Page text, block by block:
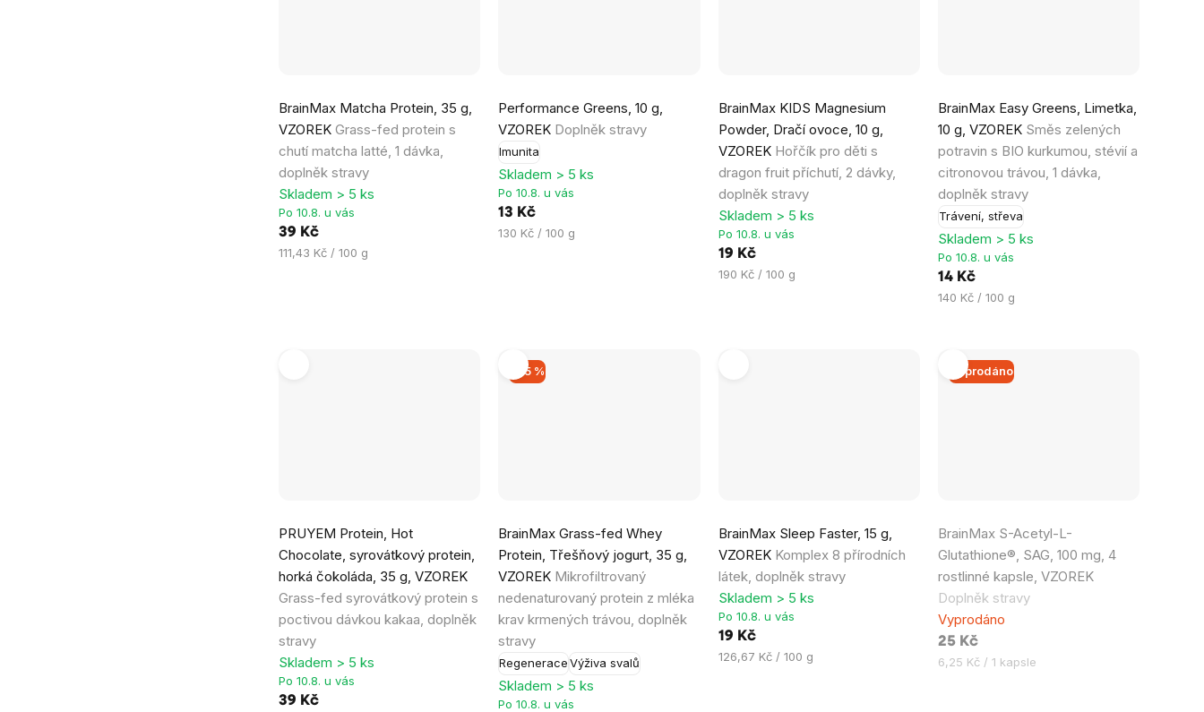
BrainMax Matcha Protein, 35 g,
VZOREK Grass-fed protein s
chutí matcha latté, 1 dávka,
doplněk stravy
Skladem > 5 ks
Po 10.8. u vás
39 Kč
Měrná
111,43 Kč / 100 g
Performance Greens, 10 g,
VZOREK Doplněk stravy
Imunita
hodnocení
produktu
je
5,0
z
5
Skladem > 5 ks
Po 10.8. u vás
13 Kč
Měrná
130 Kč / 100 g
BrainMax KIDS Magnesium
Powder, Dračí ovoce, 10 g,
VZOREK Hořčík pro děti s
dragon fruit příchutí, 2 dávky,
doplněk stravy
Skladem > 5 ks
Po 10.8. u vás
19 Kč
Měrná
190 Kč / 100 g
BrainMax Easy Greens, Limetka,
10 g, VZOREK Směs zelených
potravin s BIO kurkumou, stévií a
citronovou trávou, 1 dávka,
doplněk stravy
Trávení, střeva
hodnocení
produktu
je
5,0
z
5
hvězdiček.
Skladem > 5 ks
Po 10.8. u vás
14 Kč
Měrná
140 Kč / 100 g
PRUYEM Protein, Hot
Chocolate, syrovátkový protein,
horká čokoláda, 35 g, VZOREK
Grass-fed syrovátkový protein s
poctivou dávkou kakaa, doplněk
stravy
Skladem > 5 ks
Po 10.8. u vás
39 Kč
–35 %
BrainMax Grass-fed Whey
Protein, Třešňový jogurt, 35 g,
VZOREK Mikrofiltrovaný
nedenaturovaný protein z mléka
krav krmených trávou, doplněk
stravy
Regenerace Výživa svalů
hodnocení
produktu
je
5,0
z
5
hvězdiček.
Skladem > 5 ks
Po 10.8. u vás
BrainMax Sleep Faster, 15 g,
VZOREK Komplex 8 přírodních
látek, doplněk stravy
hodnocení
produktu
je
2,0
z
Skladem > 5 ks
Po 10.8. u vás
19 Kč
Měrná
126,67 Kč / 100 g
Vyprodáno
BrainMax S-Acetyl-L-
Glutathione®, SAG, 100 mg, 4
rostlinné kapsle, VZOREK
Doplněk stravy
hodnocení
produktu
je
5,0
z
5
hvězdiček.
Vyprodáno
25 Kč
Měrná
6,25 Kč / 1 kapsle